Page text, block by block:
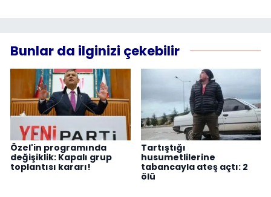
Bunlar da ilginizi çekebilir
Özel'in programında
değişiklik: Kapalı grup
toplantısı kararı!
Tartıştığı
husumetlilerine
tabancayla ateş açtı: 2
ölü